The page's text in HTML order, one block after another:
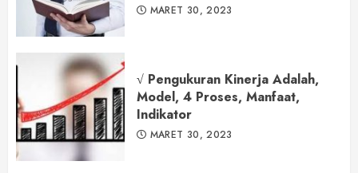
MARET 30, 2023
√ Pengukuran Kinerja Adalah,
Model, 4 Proses, Manfaat,
Indikator
MARET 30, 2023